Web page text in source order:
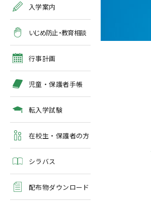
教育課程
年間行事
施設紹介
アクセスマップ
よくある質問
入学案内
募集要項
出願方法
入学検査
入学検査関係行事等の呼
びかけ
学校案内・資料請求
いじめ防止・教育相談
行事計画
５月の行事予定
６月の行事予定
７月・８月の行事予定
児童・保護者手帳
転入学試験
在校生・保護者の方
緊急時・警報発令時の対
処について
臨時休校等の特別措置に
シラバス
配布物ダウンロード